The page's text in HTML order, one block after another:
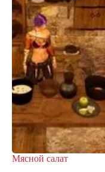
Мясной салат